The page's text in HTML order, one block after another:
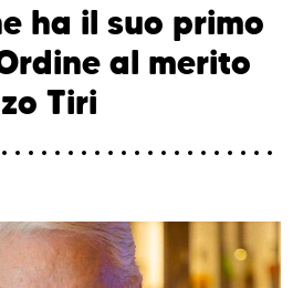
ha il suo primo
al merito
Tiri